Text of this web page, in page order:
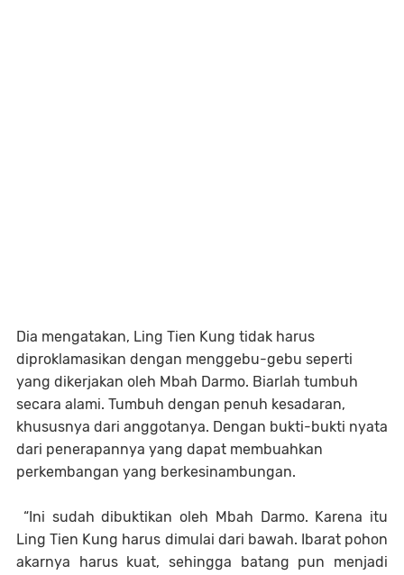
Dia mengatakan, Ling Tien Kung tidak harus
diproklamasikan dengan menggebu-gebu seperti
yang dikerjakan oleh Mbah Darmo. Biarlah tumbuh
secara alami. Tumbuh dengan penuh kesadaran,
khususnya dari anggotanya. Dengan bukti-bukti nyata
dari penerapannya yang dapat membuahkan
perkembangan yang berkesinambungan.
“Ini sudah dibuktikan oleh Mbah Darmo. Karena itu
Ling Tien Kung harus dimulai dari bawah. Ibarat pohon
akarnya harus kuat, sehingga batang pun menjadi